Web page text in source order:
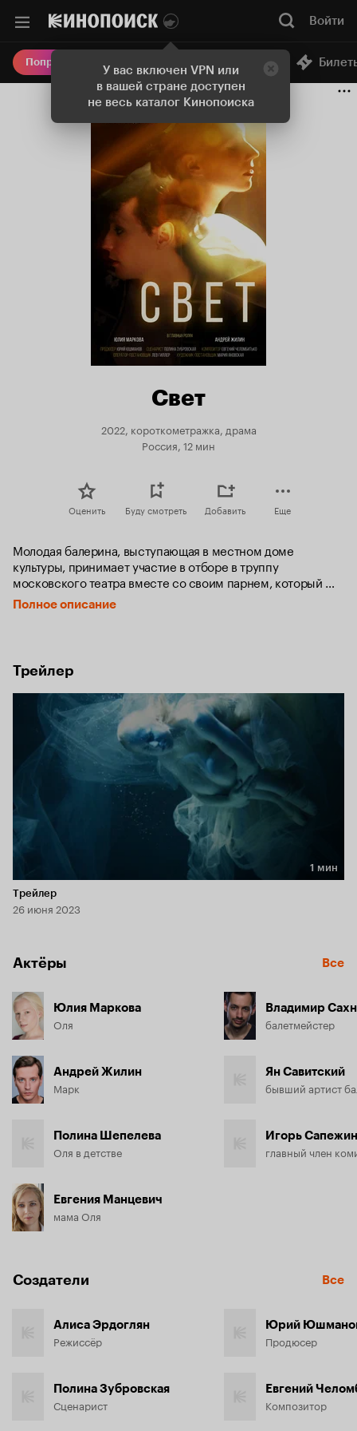
У вас включен VPN или
в вашей стране доступен
не весь каталог Кинопоиска
Войти
Попробовать Плюс Онлайн-кинотеатр
Свет
2022, короткометражка, драма
Россия, 12 мин
Оценить Буду смотреть Добавить Еще
Молодая балерина, выступающая в местном доме
культуры, принимает участие в отборе в труппу
московского театра вместе со своим парнем, который
не готов делить статус звезды балета с кем бы то ни было.
Полное описание
Трейлер
Длительность 1 мин
1 мин
Трейлер
26 июня 2023
Актёры Все
Юлия Маркова
Оля
Андрей Жилин
Марк
Полина Шепелева
Оля в детстве
Евгения Манцевич
мама Оля
Владимир
балетмейстер
Ян Савитский
бывший артист
Игорь
главный член
Создатели Все
Алиса Эрдоглян
Режиссёр
Полина Зубровская
Сценарист
Юрий
Продюсер
Евгений
Композитор